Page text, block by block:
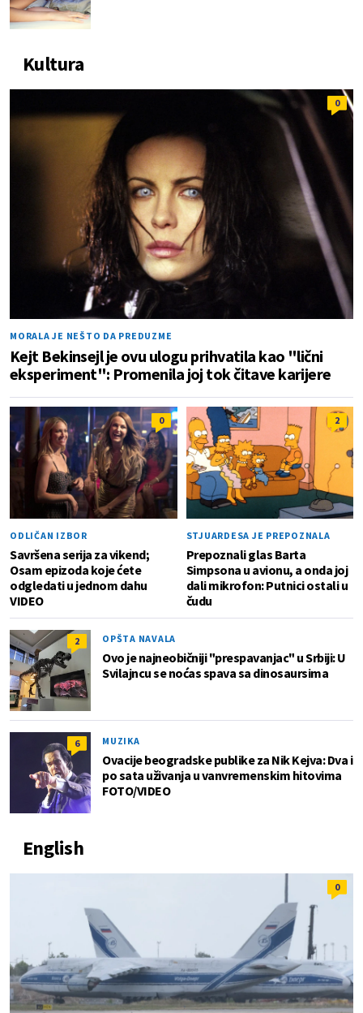
Kultura
0
MORALA JE NEŠTO DA PREDUZME
Kejt Bekinsejl je ovu ulogu prihvatila kao "lični
eksperiment": Promenila joj tok čitave karijere
0
ODLIČAN IZBOR
Savršena serija za vikend;
Osam epizoda koje ćete
odgledati u jednom dahu
VIDEO
2
STJUARDESA JE PREPOZNALA
Prepoznali glas Barta
Simpsona u avionu, a onda joj
dali mikrofon: Putnici ostali u
čudu
2 OPŠTA NAVALA
Ovo je najneobičniji "prespavanjac" u Srbiji: U
Svilajncu se noćas spava sa dinosaursima
6 MUZIKA
Ovacije beogradske publike za Nik Kejva: Dva i
po sata uživanja u vanvremenskim hitovima
FOTO/VIDEO
English
0